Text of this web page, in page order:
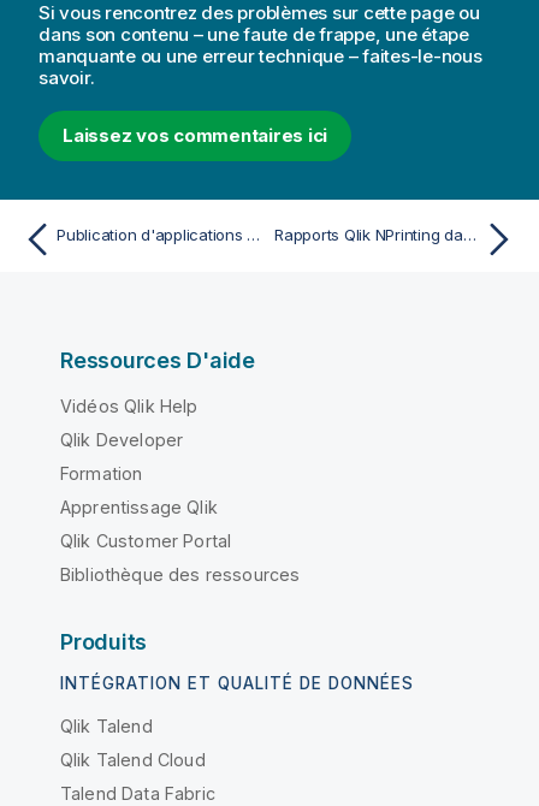
Si vous rencontrez des problèmes sur cette page ou
dans son contenu – une faute de frappe, une étape
manquante ou une erreur technique – faites-le-nous
savoir.
Laissez vos commentaires ici
Publication d'applications dans des hubs de cloud avec balises Rapports Qlik NPrinting dans Qlik Sense
Ressources D'aide
Vidéos Qlik Help
Qlik Developer
Formation
Apprentissage Qlik
Qlik Customer Portal
Bibliothèque des ressources
Produits
INTÉGRATION ET QUALITÉ DE DONNÉES
Qlik Talend
Qlik Talend Cloud
Talend Data Fabric